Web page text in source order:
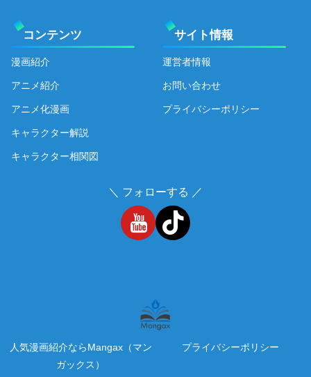
コンテンツ
漫画紹介
アニメ紹介
アニメ化漫画
キャラクター解説
キャラクター相関図
サイト情報
運営者情報
お問い合わせ
プライバシーポリシー
＼ フォローする ／
人気漫画紹介ならMangax（マン
ガックス）
プライバシーポリシー